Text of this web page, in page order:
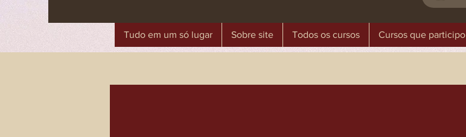
Tudo em um só lugar Sobre site Todos os cursos Cursos que participo